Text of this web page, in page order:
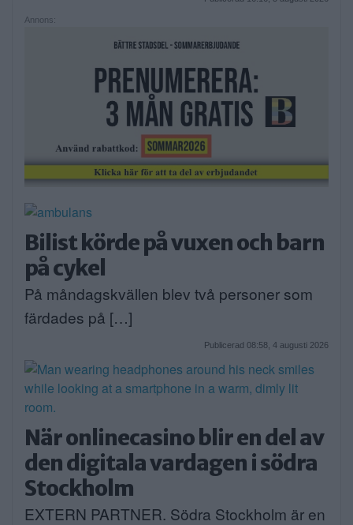
Annons:
Bilist körde på vuxen och barn
på cykel
På måndagskvällen blev två personer som
färdades på […]
Publicerad 08:58, 4 augusti 2026
När onlinecasino blir en del av
den digitala vardagen i södra
Stockholm
EXTERN PARTNER. Södra Stockholm är en